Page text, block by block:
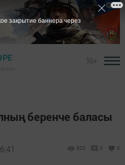
беренче баласы
920 0 0
закрытие баннера через